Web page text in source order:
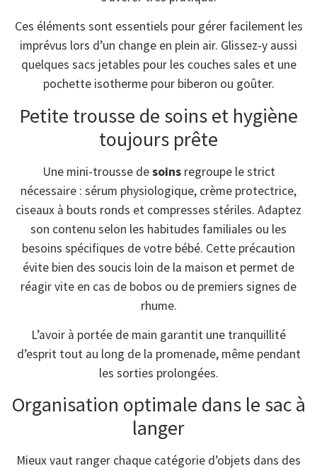
Ces éléments sont essentiels pour gérer facilement les
imprévus lors d’un change en plein air. Glissez-y aussi
quelques sacs jetables pour les couches sales et une
pochette isotherme pour biberon ou goûter.
Petite trousse de soins et hygiène
toujours prête
Une mini-trousse desoinsregroupe le strict
nécessaire : sérum physiologique, crème protectrice,
ciseaux à bouts ronds et compresses stériles. Adaptez
son contenu selon les habitudes familiales ou les
besoins spécifiques de votre bébé. Cette précaution
évite bien des soucis loin de la maison et permet de
réagir vite en cas de bobos ou de premiers signes de
rhume.
L’avoir à portée de main garantit une tranquillité
d’esprit tout au long de la promenade, même pendant
les sorties prolongées.
Organisation optimale dans le sac à
langer
Mieux vaut ranger chaque catégorie d’objets dans des